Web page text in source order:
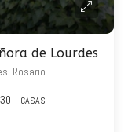
de Lourdes
Rosario
CASAS